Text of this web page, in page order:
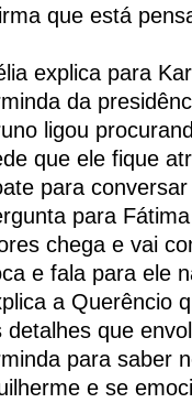
que está
explica para
da
ligou
que ele fique
para
para
chega e vai
e fala para ele
a Querêncio
detalhes que
para saber
e se